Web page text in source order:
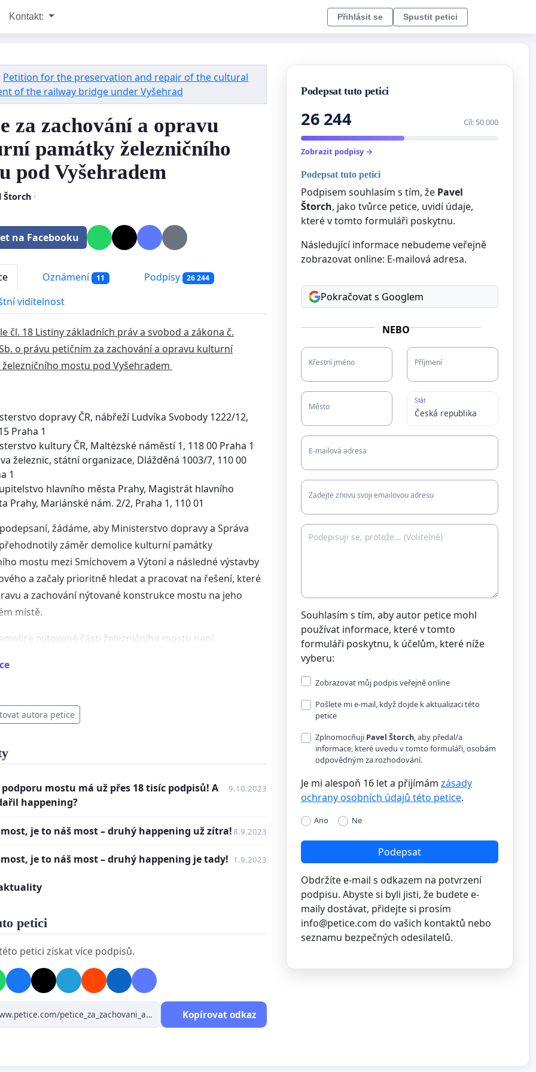
Kontakt: Přihlásit se Spustit petici
Petition for the preservation and repair of the cultural
of the railway bridge under Vyšehrad
za zachování a opravu
památky železničního
pod Vyšehradem
Štorch·
na Facebooku
Oznámení 11 Podpisy 26 244
viditelnost
čl. 18 Listiny základních práv a svobod a zákona č.
o právu petičním za zachování a opravu kulturní
mostu pod Vyšehradem
dopravy ČR, nábřeží Ludvíka Svobody 1222/12,
Praha 1
kultury ČR, Maltézské náměstí 1, 118 00 Praha 1
železnic, státní organizace, Dlážděná 1003/7, 110 00
1
hlavního města Prahy, Magistrát hlavního
Prahy, Mariánské nám. 2/2, Praha 1, 110 01
žádáme, aby Ministerstvo dopravy a Správa
záměr demolice kulturní památky
mostu mezi Smíchovem a Výtoní a následné výstavby
a začaly prioritně hledat a pracovat na řešení, které
a zachování nýtované konstrukce mostu na jeho
místě.
nýtované části železničního mostu není
Správu železnic, aby ve svých dalších krocích
mostu a ukázaly možná dopravní řešení.
v důsledcích za barbarský. Železniční most je
statusem nemovité kulturní památky, proto
aby:
kultury ČR přesně a jasně definovalo kulturní
mostu (a zásady jeho opravy) spočívající nejen v jeho
objemu a tvaru vnímaném v panoramatických
ale rovněž v detailech a proporcích historické
Ministerstvo dopravy ČR a Správa železnic zajistily
a opravu samotnou, kterou lze, dle vypracované
výlukami,
Hlavní město Praha, Ministerstvo dopravy ČR, České
a Správa železnic nalezly takové dopravní řešení
železničního uzlu, při kterém bude Vyšehradský
most opraven a zachován na svém místě,
výše uvedené i další instituce ve společném
autora petice
podporu mostu má už přes 18 tisíc podpisů! A
happening?
9.10.2023
je to náš most – druhý happening už zítra!8.9.2023
je to náš most – druhý happening je tady! 1.9.2023
petici
petici získat více podpisů.
Kopírovat odkaz
Podepsat tuto petici
26 244 Cíl: 50 000
Zobrazit podpisy →
Podepsat tuto petici
Podpisem souhlasím s tím, že Pavel
Štorch, jako tvůrce petice, uvidí údaje,
které v tomto formuláři poskytnu.
Následující informace nebudeme veřejně
zobrazovat online: E-mailová adresa.
Pokračovat s Googlem
NEBO
Křestní jméno Příjmení
Město
Stát
E-mailová adresa
Zadejte znovu svoji emailovou adresu
Souhlasím s tím, aby autor petice mohl
používat informace, které v tomto
formuláři poskytnu, k účelům, které níže
vyberu:
Zobrazovat můj podpis veřejně online
Pošlete mi e-mail, když dojde k aktualizaci této
petice
Zplnomocňuji Pavel Štorch, aby předal/a
informace, které uvedu v tomto formuláři, osobám
odpovědným za rozhodování.
Je mi alespoň 16 let a přijímám zásady
ochrany osobních údajů této petice.
Ano Ne
Podepsat
Obdržíte e-mail s odkazem na potvrzení
podpisu. Abyste si byli jisti, že budete e-
maily dostávat, přidejte si prosím
info@petice.com do vašich kontaktů nebo
seznamu bezpečných odesilatelů.